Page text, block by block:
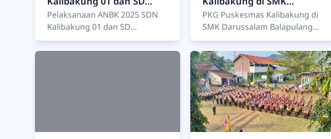
Darussalam Kalibakung di
Lab Komputer SMK
Darussalam Balapulang
Pelaksanaan ANBK 2025 SDN
Kalibakung 01 dan SD
Darussalam Kalibakung di Lab
Komputer SMK Darussalam
Darussalam Balapulang
PKG Puskesmas Kalibakung di
SMK Darussalam Balapulang
SMK Darussalam Balapulang
bekerja sama dengan
Puskesmas Kalibakung
melaksanakan …